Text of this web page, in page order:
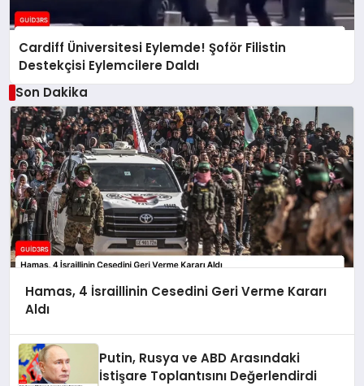
Cardiff Üniversitesi Eylemde! Şoför Filistin
Destekçisi Eylemcilere Daldı
Son Dakika
Hamas, 4 İsraillinin Cesedini Geri Verme Kararı
Aldı
Putin, Rusya ve ABD Arasındaki
İstişare Toplantısını Değerlendirdi